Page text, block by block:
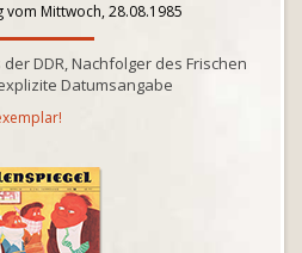
vom Mittwoch, 28.08.1985
DDR, Nachfolger des Frischen
Datumsangabe